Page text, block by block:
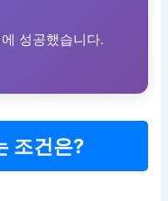
성공했습니다.
조건은?